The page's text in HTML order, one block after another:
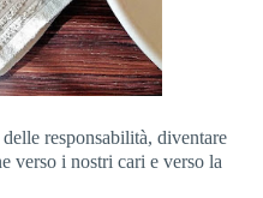
responsabilità, diventare
verso i nostri cari e verso la